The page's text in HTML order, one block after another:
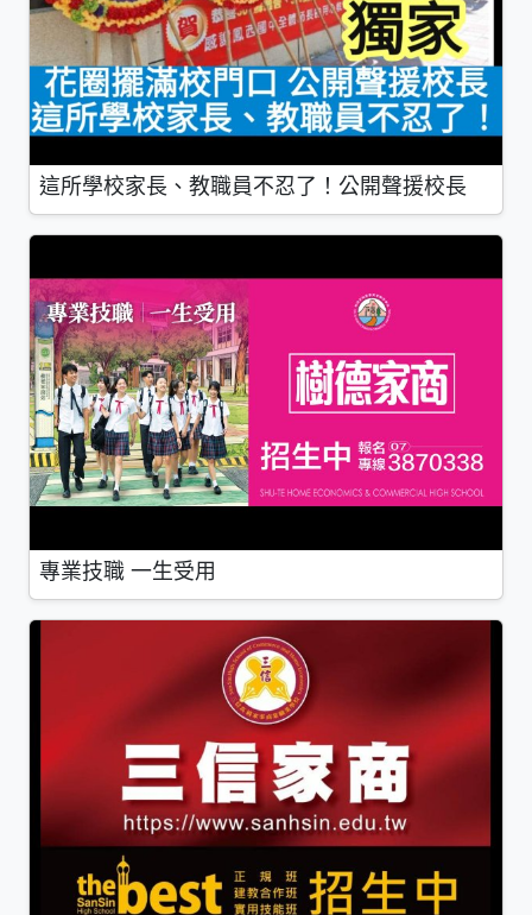
這所學校家長、教職員不忍了！公開聲援校長
專業技職 一生受用